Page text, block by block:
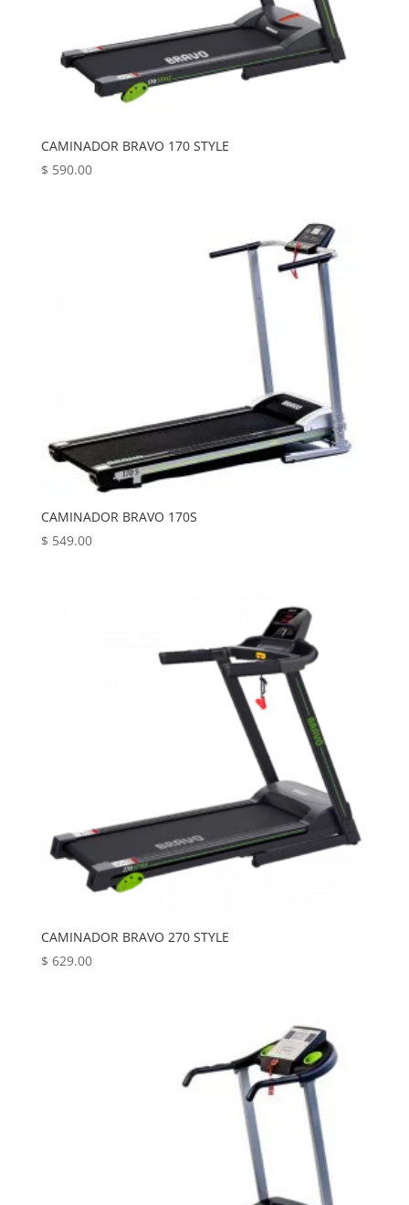
CAMINADOR BRAVO 170 STYLE
$ 590.00
CAMINADOR BRAVO 170S
$ 549.00
CAMINADOR BRAVO 270 STYLE
$ 629.00